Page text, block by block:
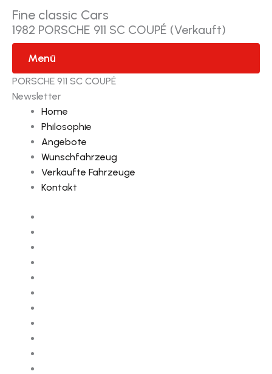
Fine classic Cars
1982 PORSCHE 911 SC COUPÉ (Verkauft)
Menü
PORSCHE 911 SC COUPÉ
Newsletter
Home
Philosophie
Angebote
Wunschfahrzeug
Verkaufte Fahrzeuge
Kontakt